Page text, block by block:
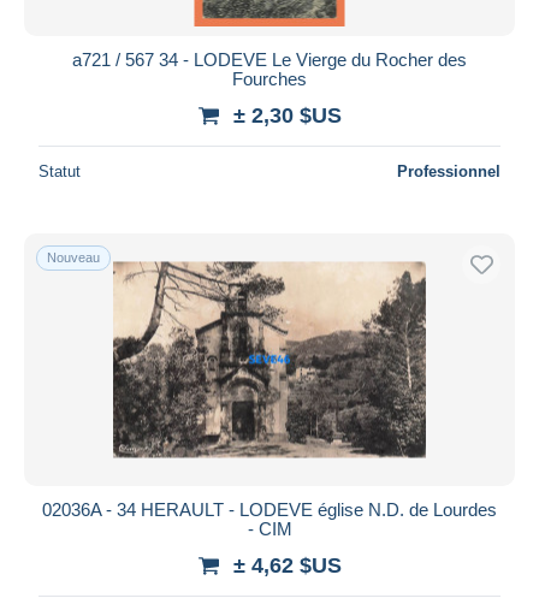
a721 / 567 34 - LODEVE Le Vierge du Rocher des
Fourches
± 2,30 $US
Statut Professionnel
Nouveau
02036A - 34 HERAULT - LODEVE église N.D. de Lourdes
- CIM
± 4,62 $US